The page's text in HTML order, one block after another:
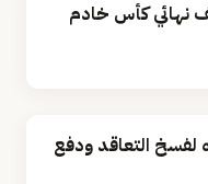
نهائي كأس خادم
لفسخ التعاقد ودفع